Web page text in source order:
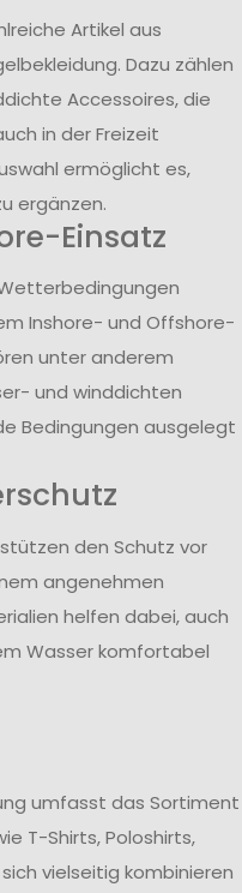
Artikel aus
Dazu zählen
Accessoires, die
in der Freizeit
ermöglicht es,
ergänzen.
Einsatz
Inshore- und Offshore-
unter anderem
und winddichten
Bedingungen ausgelegt
den Schutz vor
angenehmen
helfen dabei, auch
Wasser komfortabel
umfasst das Sortiment
T-Shirts, Poloshirts,
vielseitig kombinieren